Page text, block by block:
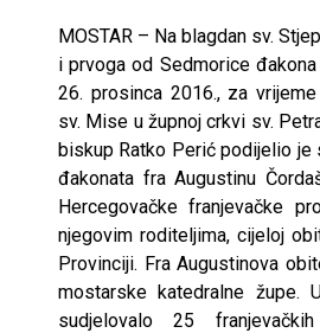
MOSTAR – Na blagdan sv.
i prvoga od Sedmorice
26. prosinca 2016., za
sv. Mise u župnoj crkvi sv.
biskup Ratko Perić podijelio je
đakonata fra Augustinu
Hercegovačke franjevačke
njegovim roditeljima, cijeloj
Provinciji. Fra Augustinova
mostarske katedralne župe.
sudjelovalo 25